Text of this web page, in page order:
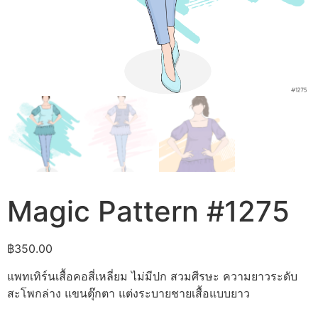
Magic Pattern #1275
฿350.00
แพทเทิร์นเสื้อคอสี่เหลี่ยม ไม่มีปก สวมศีรษะ ความยาวระดับ
สะโพกล่าง แขนตุ๊กตา แต่งระบายชายเสื้อแบบยาว